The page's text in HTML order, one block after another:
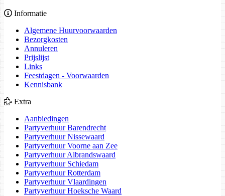
Informatie
Algemene Huurvoorwaarden
Bezorgkosten
Annuleren
Prijslijst
Links
Feestdagen - Voorwaarden
Kennisbank
Extra
Aanbiedingen
Partyverhuur Barendrecht
Partyverhuur Nissewaard
Partyverhuur Voorne aan Zee
Partyverhuur Albrandswaard
Partyverhuur Schiedam
Partyverhuur Rotterdam
Partyverhuur Vlaardingen
Partyverhuur Hoeksche Waard